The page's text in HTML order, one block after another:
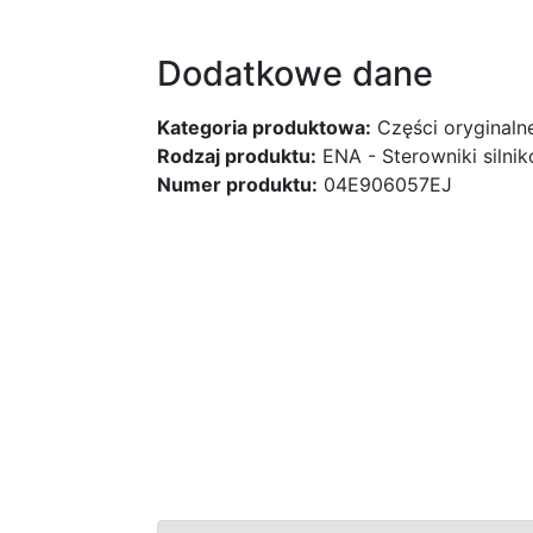
Dodatkowe dane
Kategoria produktowa: Części
Rodzaj produktu: ENA - Sterowniki
Numer produktu: 04E906057EJ